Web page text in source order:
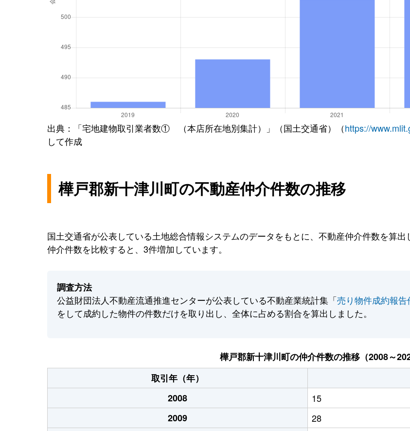
出典：「宅地建物取引業者数① （本店所在地別集計）」（国土交通省）（https://
して作成
樺戸郡新十津川町の不動産仲介件数の推移
国土交通省が公表している土地総合情報システムのデータをもとに、不動産仲介件数を算
仲介件数を比較すると、3件増加しています。
調査方法
公益財団法人不動産流通推進センターが公表している不動産業統計集「売り物件成約報告
をして成約した物件の件数だけを取り出し、全体に占める割合を算出しました。
樺戸郡新十津川町の仲介件数の推移（2008～
取引年（年）
2008
15
2009
28